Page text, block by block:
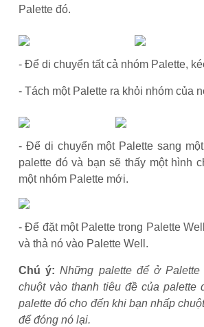
Palette đó.
- Để di chuyển tất cả nhóm Palette,
- Tách một Palette ra khỏi nhóm của
- Để di chuyển một Palette sang
palette đó và bạn sẽ thấy một hình
một nhóm Palette mới.
- Để đặt một Palette trong Palette
và thả nó vào Palette Well.
Chú ý: Những palette để ở
chuột vào thanh tiêu đề của
palette đó cho đến khi bạn nhấp
để đóng nó lại.